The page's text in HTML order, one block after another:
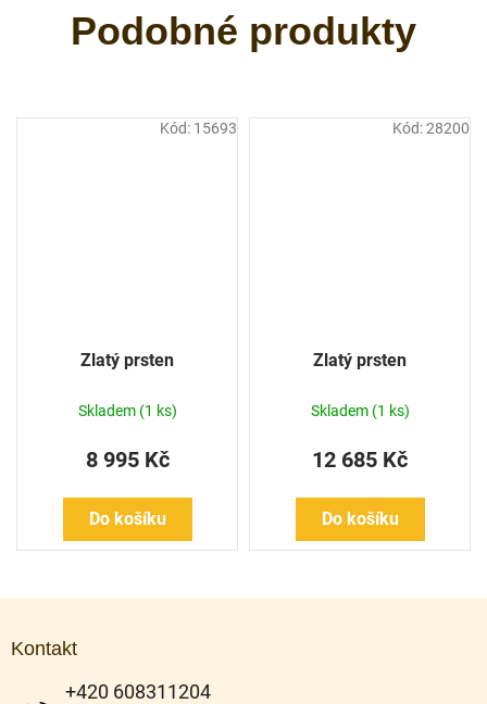
Zlatý prsten
Skladem (1 ks)
8 995 Kč
Do košíku
Kód: 15693
Zlatý prsten
Skladem (1 ks)
12 685 Kč
Do košíku
Kód:28200
Kontakt
+420 608311204